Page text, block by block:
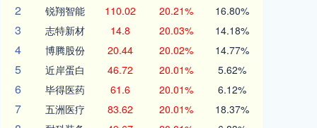
2 锐翔智能 110.02 20.21% 16.80%
3 志特新材 14.8 20.03% 14.18%
4 博腾股份 20.44 20.02% 14.77%
5 近岸蛋白 46.72 20.01% 5.62%
6 毕得医药 61.6 20.01% 6.12%
7 五洲医疗 83.62 20.01% 18.37%